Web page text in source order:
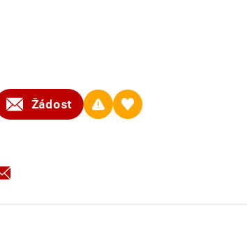
Žádost